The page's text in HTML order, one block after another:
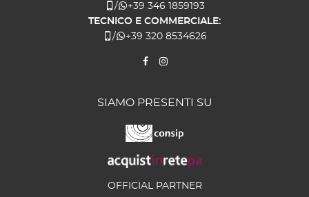
/
+39 346 1859193
TECNICO E COMMERCIALE:
/
+39 320 8534626
SIAMO PRESENTI SU
OFFICIAL PARTNER